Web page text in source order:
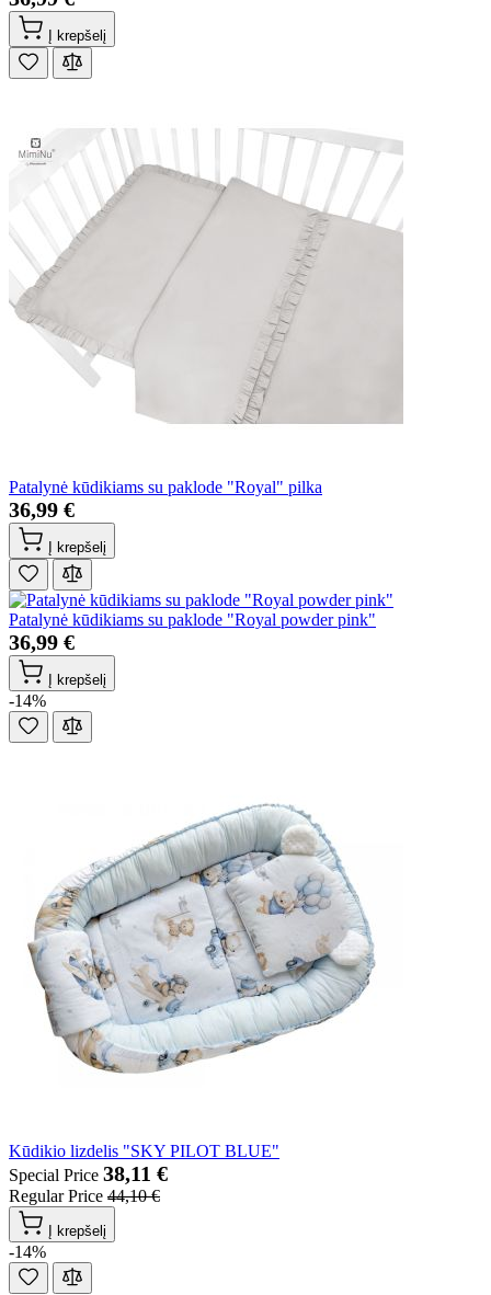
Į krepšelį
Patalynė kūdikiams su paklode "Royal" pilka
36,99 €
Į krepšelį
Patalynė kūdikiams su paklode "Royal powder pink"
36,99 €
Į krepšelį
-14%
Kūdikio lizdelis "SKY PILOT BLUE"
Special Price 38,11 €
Regular Price 44,10 €
Į krepšelį
-14%